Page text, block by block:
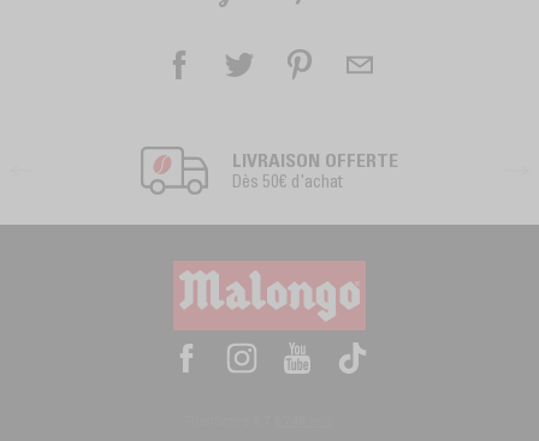
LIVRAISON OFFERTE
Dès 50€ d'achat